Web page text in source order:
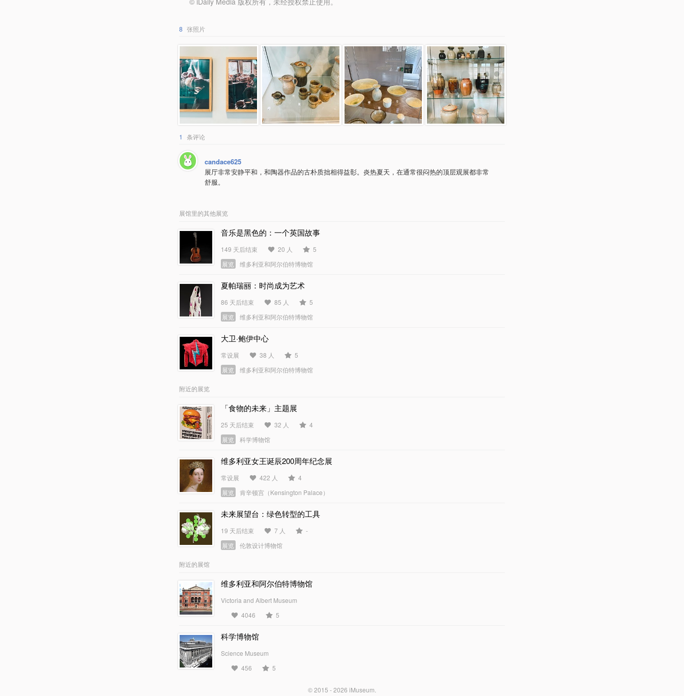
8 张照片
1 条评论
candace625
展厅非常安静平和，和陶器作品的古朴质拙相得益彰。炎热夏天，在通常很闷热的顶层观展都非常
舒服。
展馆里的其他展览
音乐是黑色的：一个英国故事
149 天后结束 20 人
5
展览
维多利亚和阿尔伯特博物馆
夏帕瑞丽：时尚成为艺术
86 天后结束 85 人
5
展览
维多利亚和阿尔伯特博物馆
大卫·鲍伊中心
常设展 38 人
5
展览
维多利亚和阿尔伯特博物馆
附近的展览
「食物的未来」主题展
25 天后结束 32 人
4
展览
科学博物馆
维多利亚女王诞辰200周年纪念展
常设展 422 人
4
展览
肯辛顿宫（Kensington Palace）
未来展望台：绿色转型的工具
19 天后结束 7 人
-
展览
伦敦设计博物馆
附近的展馆
维多利亚和阿尔伯特博物馆
Victoria and Albert Museum
4046
5
科学博物馆
Science Museum
456
5
© 2015 - 2026 iMuseum